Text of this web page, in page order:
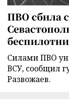
ПВО сбила
Силами ПВО
ВСУ, сообщил
Развожаев.